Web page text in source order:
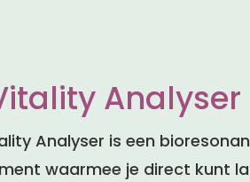
Analyser
Analyser is een
waarmee je direct kunt